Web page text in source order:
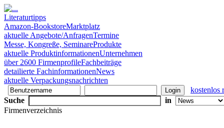
Literaturtipps
Amazon-BookstoreMarktplatz
aktuelle Angebote/AnfragenTermine
Messe, Kongreße, SeminareProdukte
aktuelle ProduktinformationenUnternehmen
über 2600 FirmenprofileFachbeiträge
detailierte FachinformationenNews
aktuelle Verpackungsnachrichten
kostenlos
Suche
in
Firmenverzeichnis